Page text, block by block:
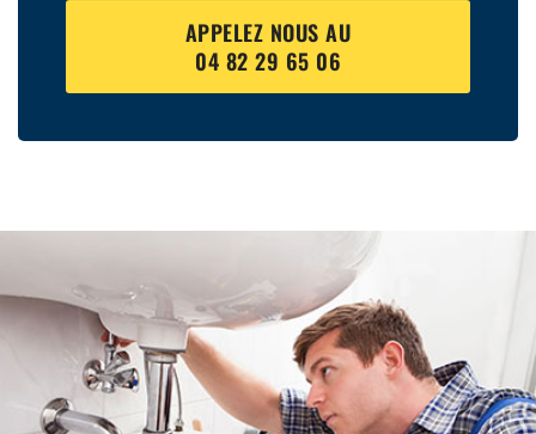
APPELEZ NOUS AU
04 82 29 65 06